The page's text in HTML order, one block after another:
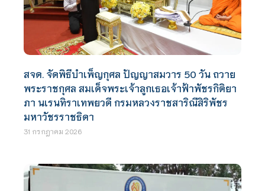
สจด. จัดพิธีบำเพ็ญกุศล ปัญญาสมวาร 50 วัน ถวาย
พระราชกุศล สมเด็จพระเจ้าลูกเธอเจ้าฟ้าพัชรกิติยา
ภา นเรนทิราเทพยวดี กรมหลวงราชสาริณีสิริพัชร
มหาวัชรราชธิดา
31 กรกฎาคม 2026